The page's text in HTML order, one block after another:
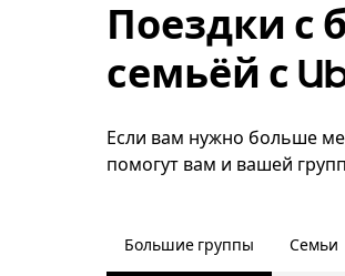
Поездки с
семьёй с
Если вам нужно больше
помогут вам и вашей
Большие группы Семьи